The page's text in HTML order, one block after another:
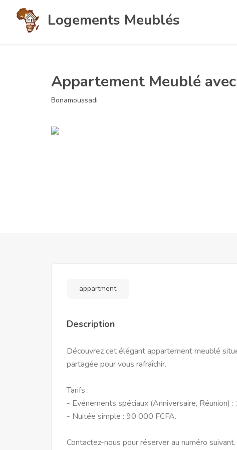
Logements Meublés
Appartement Meublé
Bonamoussadi
appartment
Description
Découvrez cet élégant appartement meublé
partagée pour vous rafraîchir.
Tarifs :
- Evénements spéciaux (Anniversaire, Réunion)
- Nuitée simple : 90 000 FCFA.
Contactez-nous pour réserver au numéro suivant.